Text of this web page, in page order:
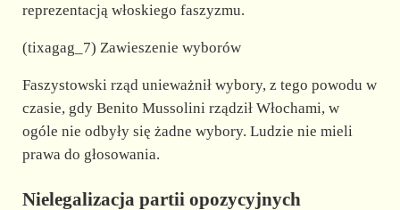
reprezentacją włoskiego faszyzmu.
(tixagag_7) Zawieszenie wyborów
Faszystowski rząd unieważnił wybory, z tego powodu w
czasie, gdy Benito Mussolini rządził Włochami, w
ogóle nie odbyły się żadne wybory. Ludzie nie mieli
prawa do głosowania.
Nielegalizacja partii opozycyjnych